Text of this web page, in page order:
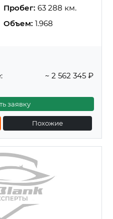
Пробег: 63 288 км.
Объем: 1.968
~ 2 562 345 ₽
заявку
Похожие